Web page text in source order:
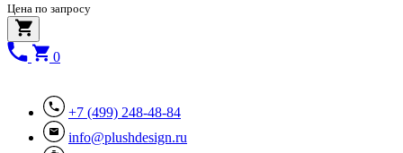
Цена по запросу
0
+7 (499) 248-48-84
info@plushdesign.ru